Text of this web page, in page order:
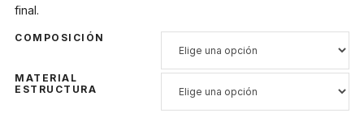
final.
COMPOSICIÓN
MATERIAL
ESTRUCTURA